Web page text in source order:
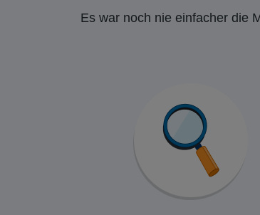
Es war noch nie einfacher die